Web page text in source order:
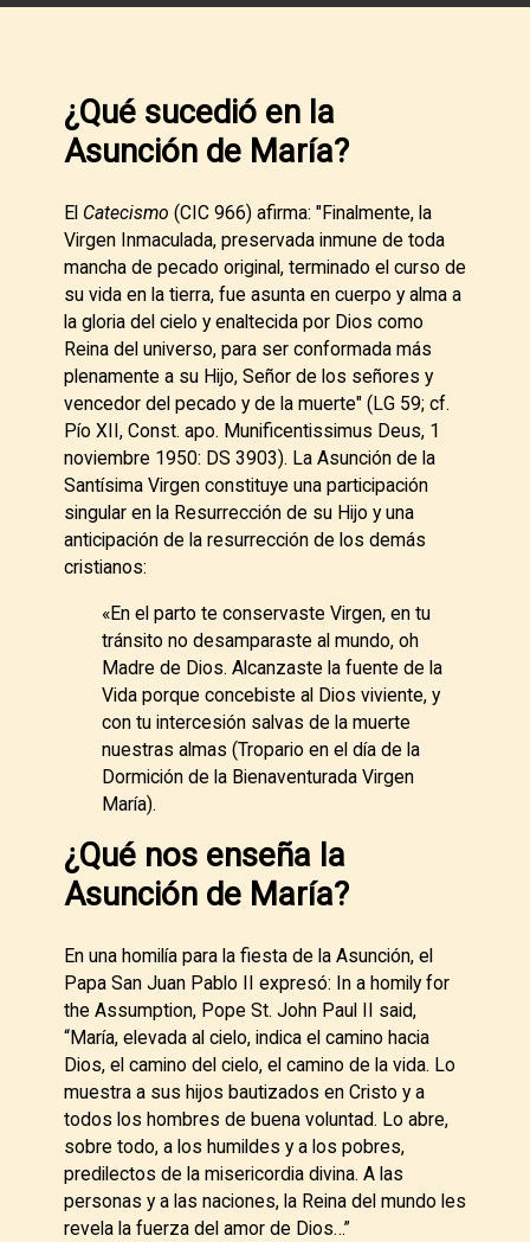
¿Qué sucedió en la
Asunción de María?
El Catecismo (CIC 966) afirma: "Finalmente, la
Virgen Inmaculada, preservada inmune de toda
mancha de pecado original, terminado el curso de
su vida en la tierra, fue asunta en cuerpo y alma a
la gloria del cielo y enaltecida por Dios como
Reina del universo, para ser conformada más
plenamente a su Hijo, Señor de los señores y
vencedor del pecado y de la muerte" (LG 59; cf.
Pío XII, Const. apo. Munificentissimus Deus, 1
noviembre 1950: DS 3903). La Asunción de la
Santísima Virgen constituye una participación
singular en la Resurrección de su Hijo y una
anticipación de la resurrección de los demás
cristianos:
«En el parto te conservaste Virgen, en tu
tránsito no desamparaste al mundo, oh
Madre de Dios. Alcanzaste la fuente de la
Vida porque concebiste al Dios viviente, y
con tu intercesión salvas de la muerte
nuestras almas (Tropario en el día de la
Dormición de la Bienaventurada Virgen
María).
¿Qué nos enseña la
Asunción de María?
En una homilía para la fiesta de la Asunción, el
Papa San Juan Pablo II expresó: In a homily for
the Assumption, Pope St. John Paul II said,
“María, elevada al cielo, indica el camino hacia
Dios, el camino del cielo, el camino de la vida. Lo
muestra a sus hijos bautizados en Cristo y a
todos los hombres de buena voluntad. Lo abre,
sobre todo, a los humildes y a los pobres,
predilectos de la misericordia divina. A las
personas y a las naciones, la Reina del mundo les
revela la fuerza del amor de Dios…”